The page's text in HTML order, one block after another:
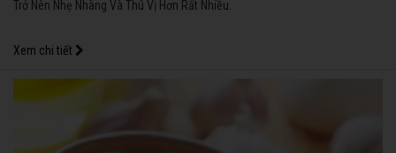
Trở Nên Nhẹ Nhàng Và Thú Vị Hơn Rất Nhiều.
Xem chi tiết